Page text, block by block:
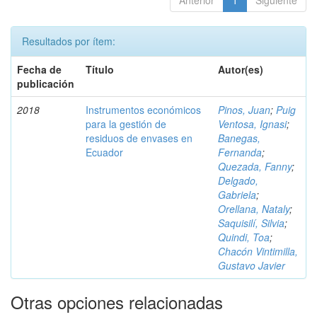
Resultados por ítem:
Fecha de
publicación
Título Autor(es)
2018
Instrumentos económicos
para la gestión de
residuos de envases en
Ecuador
Pinos, Juan; Puig
Ventosa, Ignasi;
Banegas,
Fernanda;
Quezada, Fanny;
Delgado,
Gabriela;
Orellana, Nataly;
Saquisilí, Silvia;
Quindi, Toa;
Chacón Vintimilla,
Gustavo Javier
Otras opciones relacionadas